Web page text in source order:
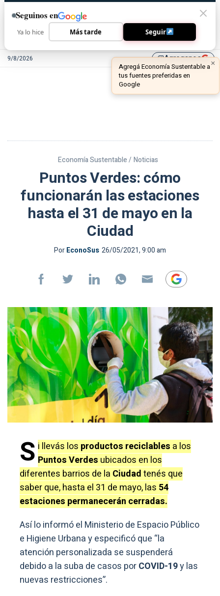
9/8/2026 library_addAgreganos
Economía Sustentable / Noticias
Puntos Verdes: cómo
funcionarán las estaciones
hasta el 31 de mayo en la
Ciudad
PorEconoSus 26/05/2021, 9:00 am
S i llevás los productos reciclables a los
Puntos Verdes ubicados en los
diferentes barrios de la Ciudadtenés que
saber que, hasta el 31 de mayo, las 54
estaciones permanecerán cerradas.
Así lo informó el Ministerio de Espacio Público
e Higiene Urbana y especificó que “la
atención personalizada se suspenderá
debido a la suba de casos porCOVID-19y las
nuevas restricciones”.
Seguinos en
Ya lo hice Más tarde Seguir